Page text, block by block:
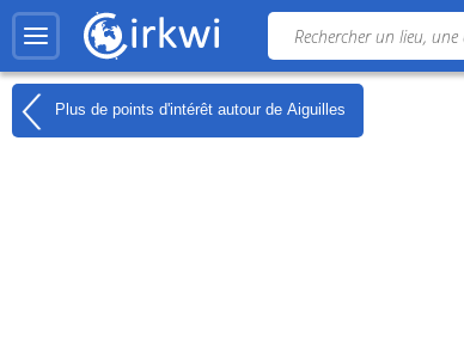
Plus de points d'intérêt autour de Aiguilles